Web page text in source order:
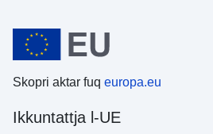
Skopri aktar fuq europa.eu
Ikkuntattja l-UE